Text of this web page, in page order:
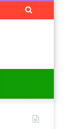
Search